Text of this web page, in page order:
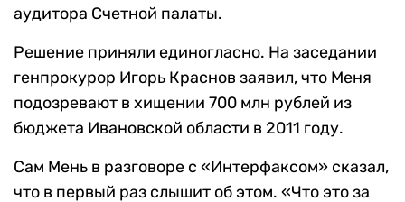
аудитора Счетной палаты.
Решение приняли единогласно. На заседании
генпрокурор Игорь Краснов заявил, что Меня
подозревают в хищении 700 млн рублей из
бюджета Ивановской области в 2011 году.
Сам Мень в разговоре с «Интерфаксом» сказал,
что в первый раз слышит об этом. «Что это за